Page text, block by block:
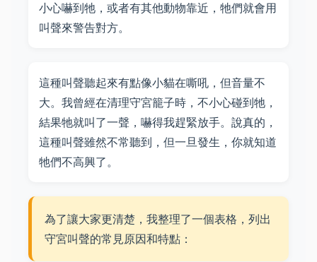
小心嚇到牠，或者有其他動物靠近，牠們就會用
叫聲來警告對方。
這種叫聲聽起來有點像小貓在嘶吼，但音量不
大。我曾經在清理守宮籠子時，不小心碰到牠，
結果牠就叫了一聲，嚇得我趕緊放手。說真的，
這種叫聲雖然不常聽到，但一旦發生，你就知道
牠們不高興了。
為了讓大家更清楚，我整理了一個表格，列出
守宮叫聲的常見原因和特點：